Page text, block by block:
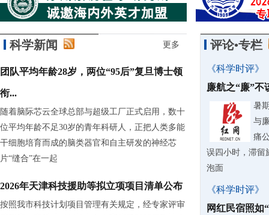
科学新闻 更多
团队平均年龄28岁，两位“95后”复旦博士领
衔...
随着脑际芯云全球总部与超级工厂正式启用，数十
位平均年龄不足30岁的青年科研人，正把人类多能
干细胞培育而成的脑类器官和自主研发的神经芯
片“缝合”在一起
2026年天津科技援助等拟立项项目清单公布
按照我市科技计划项目管理有关规定，经专家评审
评论•专栏
《科学时评》
廉航之“廉”不
暑
与
痛
误四小时，滞留
泡面
《科学时评》
网红民宿照如